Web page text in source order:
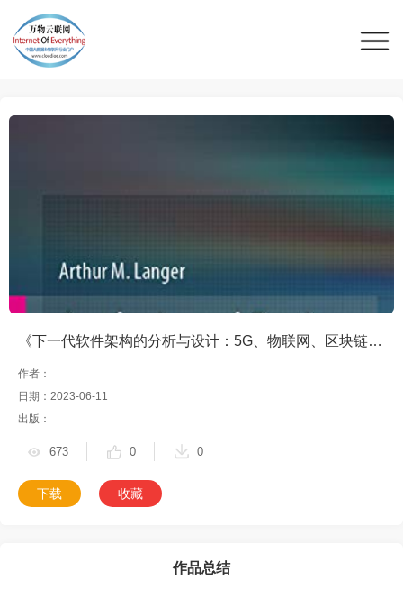
《下一代软件架构的分析与设计：5G、物联网、区块链和量子计算》
作者：
日期：2023-06-11
出版：
下载 收藏
673 0 0
作品总结